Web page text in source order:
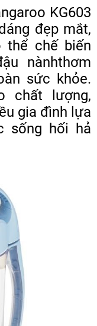
KG603
đẹp mắt,
thể chế biến
nànhthơm
sức khỏe.
chất lượng,
gia đình lựa
sống hối hả